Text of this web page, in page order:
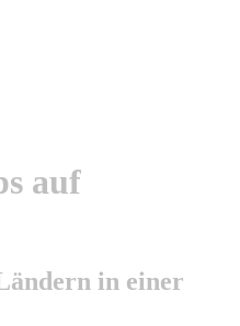
auf
in einer